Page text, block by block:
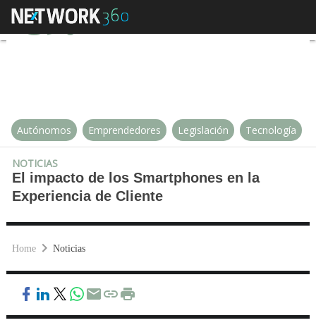
El impacto de los Smartphones
Autónomos Emprendedores Legislación Tecnología
NOTICIAS
El impacto de los Smartphones en la
Experiencia de Cliente
Home Noticias